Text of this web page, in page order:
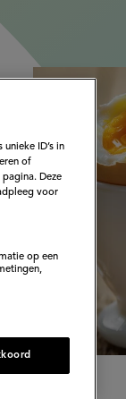
ID’s in
of
Deze
voor
op een